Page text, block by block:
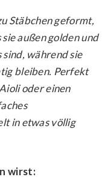
Stäbchen geformt,
außen golden und
sind, während sie
bleiben. Perfekt
oder einen
in etwas völlig
wirst: